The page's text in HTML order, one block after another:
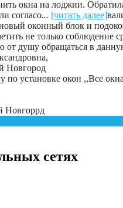
окна на лоджии.
согласо... [читать далее]
оконный блок и
не только соблюдение
душу обращаться в
,
Новгород
установке окон ,,Все
Новгоррд
сетях